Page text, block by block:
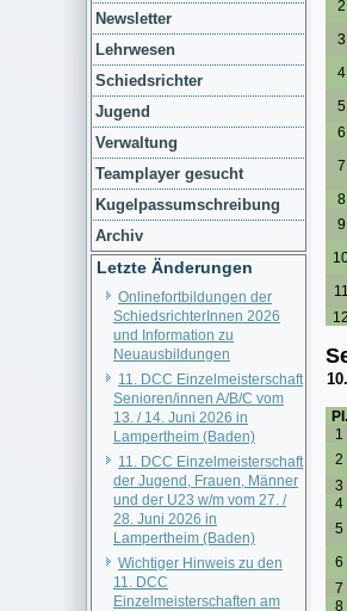
Newsletter
Lehrwesen
Schiedsrichter
Jugend
Verwaltung
Teamplayer gesucht
Kugelpassumschreibung
Archiv
Letzte Änderungen
Onlinefortbildungen der
SchiedsrichterInnen 2026
und Information zu
Neuausbildungen
11. DCC Einzelmeisterschaft
Senioren/innen A/B/C vom
13. / 14. Juni 2026 in
Lampertheim (Baden)
11. DCC Einzelmeisterschaft
der Jugend, Frauen, Männer
und der U23 w/m vom 27. /
28. Juni 2026 in
Lampertheim (Baden)
Wichtiger Hinweis zu den
11. DCC
Einzelmeisterschaften am